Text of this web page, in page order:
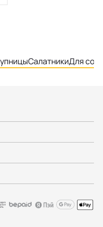
СалатникиДля